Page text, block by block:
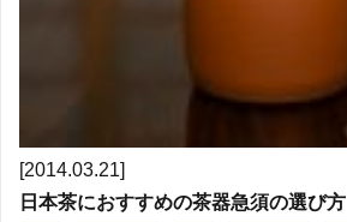
[2014.03.21]
日本茶におすすめの茶器急須の選び方